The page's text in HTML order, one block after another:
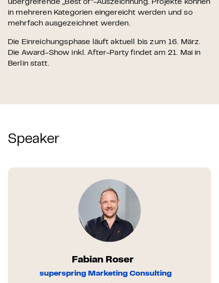
übergreifende „Best of“-Auszeichnung. Projekte können
in mehreren Kategorien eingereicht werden und so
mehrfach ausgezeichnet werden.
Die Einreichungsphase läuft aktuell bis zum 16. März.
Die Award-Show inkl. After-Party findet am 21. Mai in
Berlin statt.
Speaker
Fabian Roser
superspring Marketing Consulting